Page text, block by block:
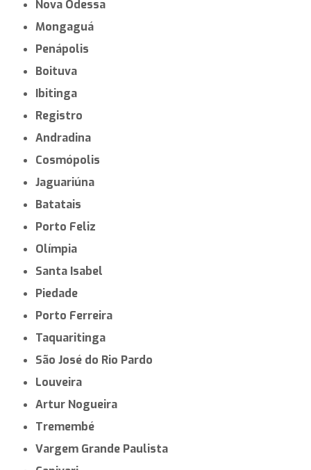
Nova Odessa
Mongaguá
Penápolis
Boituva
Ibitinga
Registro
Andradina
Cosmópolis
Jaguariúna
Batatais
Porto Feliz
Olímpia
Santa Isabel
Piedade
Porto Ferreira
Taquaritinga
São José do Rio Pardo
Louveira
Artur Nogueira
Tremembé
Vargem Grande Paulista